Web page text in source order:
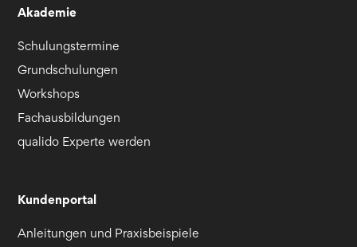
Akademie
Schulungstermine
Grundschulungen
Workshops
Fachausbildungen
qualido Experte werden
Kundenportal
Anleitungen und Praxisbeispiele